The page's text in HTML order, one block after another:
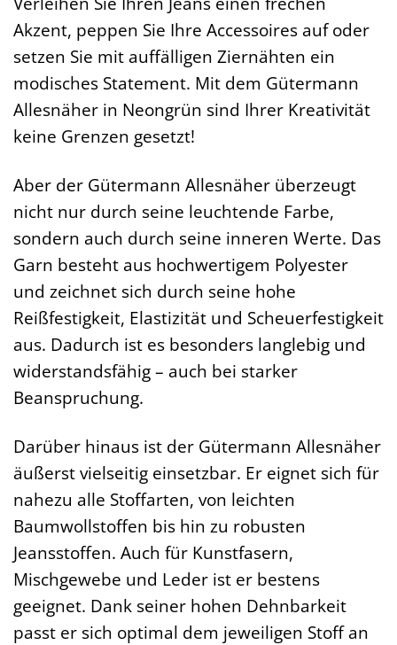
Akzent, peppen Sie Ihre Accessoires auf oder
setzen Sie mit auffälligen Ziernähten ein
modisches Statement. Mit dem Gütermann
Allesnäher in Neongrün sind Ihrer Kreativität
keine Grenzen gesetzt!
Aber der Gütermann Allesnäher überzeugt
nicht nur durch seine leuchtende Farbe,
sondern auch durch seine inneren Werte. Das
Garn besteht aus hochwertigem Polyester
und zeichnet sich durch seine hohe
Reißfestigkeit, Elastizität und Scheuerfestigkeit
aus. Dadurch ist es besonders langlebig und
widerstandsfähig – auch bei starker
Beanspruchung.
Darüber hinaus ist der Gütermann Allesnäher
äußerst vielseitig einsetzbar. Er eignet sich für
nahezu alle Stoffarten, von leichten
Baumwollstoffen bis hin zu robusten
Jeansstoffen. Auch für Kunstfasern,
Mischgewebe und Leder ist er bestens
geeignet. Dank seiner hohen Dehnbarkeit
passt er sich optimal dem jeweiligen Stoff an